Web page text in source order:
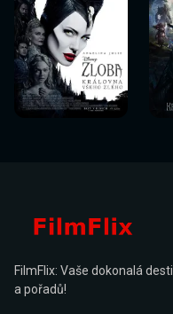
Sledovat
nyní
Sledovat
nyní
FilmFlix: Vaše dokonalá
a pořadů!